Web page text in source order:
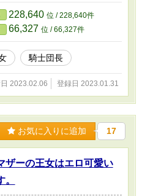
228,640 位 / 228,640件
66,327 位 / 66,327件
騎士団長
2023.02.06 登録日 2023.01.31
お気に入りに追加 17
ザーの王女はエロ可愛い